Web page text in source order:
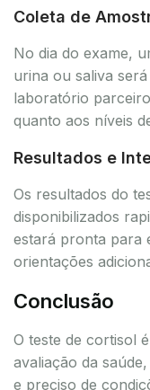
Coleta de
No dia do exame,
urina ou saliva
laboratório
quanto aos níveis
Resultados e
Os resultados do
disponibilizados
estará pronta para
orientações
Conclusão
O teste de cortisol
avaliação da
e preciso de